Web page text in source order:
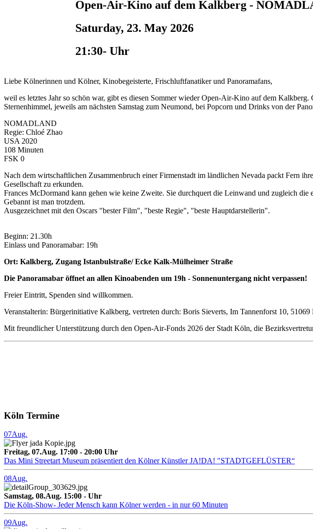
Open-Air-Kino auf dem Kalkberg -
Saturday, 23. May 2026
21:30- Uhr
Liebe Kölnerinnen und Kölner, Kinobegeisterte, Frischluftfanatiker und Panoramafans,
weil es letztes Jahr so schön war, gibt es diesen Sommer wieder Open-Air-Kino auf dem
Sternenhimmel, jeweils am nächsten Samstag zum Neumond, bei Popcorn und Drinks von der
NOMADLAND
Regie: Chloé Zhao
USA 2020
108 Minuten
FSK 0
Nach dem wirtschaftlichen Zusammenbruch einer Firmenstadt im ländlichen Nevada packt Fern
Gesellschaft zu erkunden.
Frances McDormand kann gehen wie keine Zweite. Sie durchquert die Leinwand und zugleich
Gebannt ist man trotzdem.
Ausgezeichnet mit den Oscars "bester Film", "beste Regie", "beste Hauptdarstellerin".
Beginn: 21.30h
Einlass und Panoramabar: 19h
Ort: Kalkberg, Zugang Istanbulstraße/ Ecke Kalk-Mülheimer Straße
Die Panoramabar öffnet an allen Kinoabenden um 19h - Sonnenuntergang nicht verpassen!
Freier Eintritt, Spenden sind willkommen.
Veranstalterin: Bürgerinitiative Kalkberg, vertreten durch: Boris Sieverts, Im Tannenforst 10, 51069
Mit freundlicher Unterstützung durch den Open-Air-Fonds 2026 der Stadt Köln, die
Köln Termine
07Aug.
Freitag, 07.Aug. 17:00 - 20:00 Uhr
Das Mini Streetart Museum präsentiert den Kölner Künstler JA!DA! "STADTGEFLÜSTER“
08Aug.
Samstag, 08.Aug. 15:00 - Uhr
Die Köln-Show- Jeder Mensch kann Kölner werden - in nur 60 Minuten
09Aug.